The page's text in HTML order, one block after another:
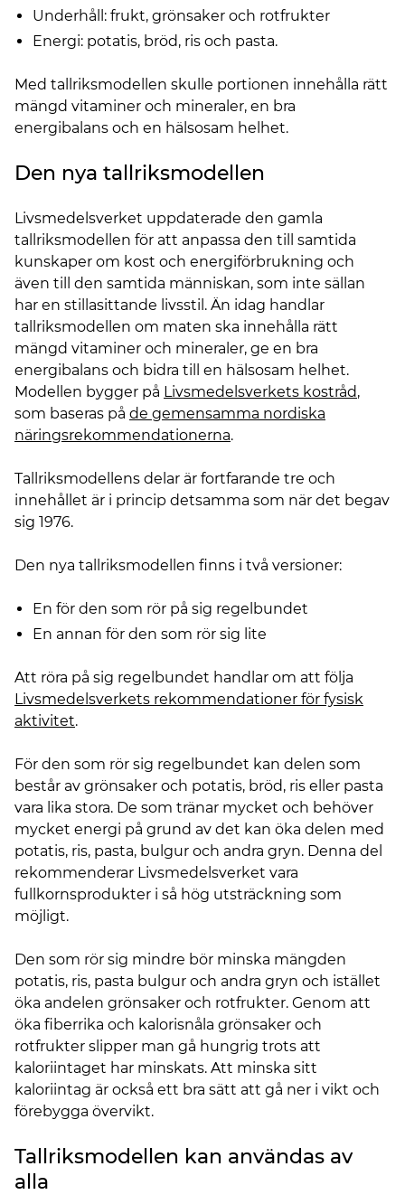
Underhåll: frukt, grönsaker och rotfrukter
Energi: potatis, bröd, ris och pasta.
Med tallriksmodellen skulle portionen innehålla rätt
mängd vitaminer och mineraler, en bra
energibalans och en hälsosam helhet.
Den nya tallriksmodellen
Livsmedelsverket uppdaterade den gamla
tallriksmodellen för att anpassa den till samtida
kunskaper om kost och energiförbrukning och
även till den samtida människan, som inte sällan
har en stillasittande livsstil. Än idag handlar
tallriksmodellen om maten ska innehålla rätt
mängd vitaminer och mineraler, ge en bra
energibalans och bidra till en hälsosam helhet.
Modellen bygger på Livsmedelsverkets kostråd,
som baseras på de gemensamma nordiska
näringsrekommendationerna.
Tallriksmodellens delar är fortfarande tre och
innehållet är i princip detsamma som när det begav
sig 1976.
Den nya tallriksmodellen finns i två versioner:
En för den som rör på sig regelbundet
En annan för den som rör sig lite
Att röra på sig regelbundet handlar om att följa
Livsmedelsverkets rekommendationer för fysisk
aktivitet.
För den som rör sig regelbundet kan delen som
består av grönsaker och potatis, bröd, ris eller pasta
vara lika stora. De som tränar mycket och behöver
mycket energi på grund av det kan öka delen med
potatis, ris, pasta, bulgur och andra gryn. Denna del
rekommenderar Livsmedelsverket vara
fullkornsprodukter i så hög utsträckning som
möjligt.
Den som rör sig mindre bör minska mängden
potatis, ris, pasta bulgur och andra gryn och istället
öka andelen grönsaker och rotfrukter. Genom att
öka fiberrika och kalorisnåla grönsaker och
rotfrukter slipper man gå hungrig trots att
kaloriintaget har minskats. Att minska sitt
kaloriintag är också ett bra sätt att gå ner i vikt och
förebygga övervikt.
Tallriksmodellen kan användas av
alla